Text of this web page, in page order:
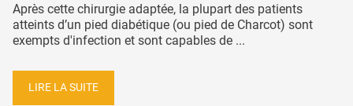
Après cette chirurgie adaptée, la plupart des patients
atteints d’un pied diabétique (ou pied de Charcot) sont
exempts d'infection et sont capables de ...
LIRE LA SUITE